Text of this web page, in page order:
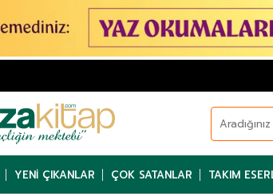
YENI ÇIKANLAR ÇOK SATANLAR TAKIM